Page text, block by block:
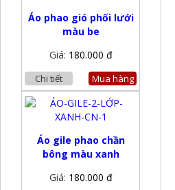
Áo phao gió phối lưới
màu be
Giá: 180.000 đ
Chi tiết Mua hàng
Áo gile phao chần
bông màu xanh
Giá: 180.000 đ